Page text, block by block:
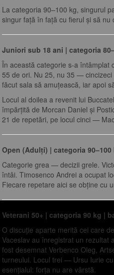
La categoria 90–100 kg, singurul
singur față în față cu fierul și să
Juniori sub 18 ani | categoria
În această categorie s-a întâmplat
55 de ori. Nu 25, nu 35 —
făcut sala să amuțească, iar apoi
Locul al doilea a revenit lui
împărțită de Morcan Daniel și
21 de repetări, pe locul cinci —
Open (Adulți) | categoria 90–100
Categorie grea — decizii grele.
întâi. Timosenco Andrei a ocupat
Fiecare repetare aici se obține cu
Veterani 50+ | categoria 90 kg |
O discuție aparte merită cei care
Vaceslav au înregistrat un
fost desemnat Verbenco Oleg,
turneului. Locul trei — Ursu Iurie
esențialul: forța nu are vârstă.